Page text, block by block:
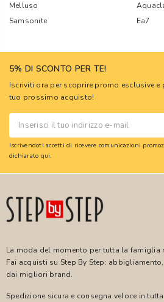
Melluso
Samsonite
Ea7
5% DI SCONTO PER TE!
Iscriviti ora per scoprire promo esclusive
tuo prossimo acquisto!
Iscrivendoti accetti di ricevere comunicazioni
dichiarato qui.
La moda del momento per tutta la famiglia
Fai acquisti su Step By Step:
dai migliori brand.
Spedizione sicura e consegna veloce in